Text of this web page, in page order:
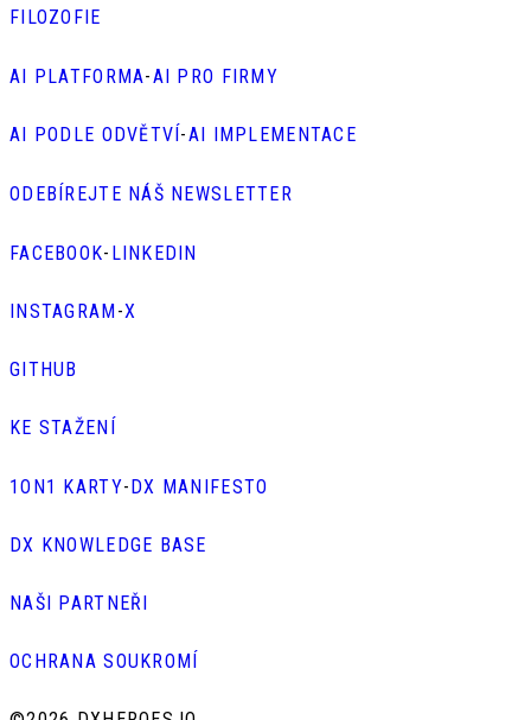
FILOZOFIE
AI PLATFORMA-AI PRO FIRMY
AI PODLE ODVĚTVÍ -AI IMPLEMENTACE
ODEBÍREJTE NÁŠ NEWSLETTER
FACEBOOK- LINKEDIN
INSTAGRAM -X
GITHUB
KE STAŽENÍ
1ON1 KARTY- DX MANIFESTO
DX KNOWLEDGE BASE
NAŠI PARTNEŘI
OCHRANA SOUKROMÍ